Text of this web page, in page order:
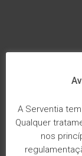
A Serventia
Qualquer
nos